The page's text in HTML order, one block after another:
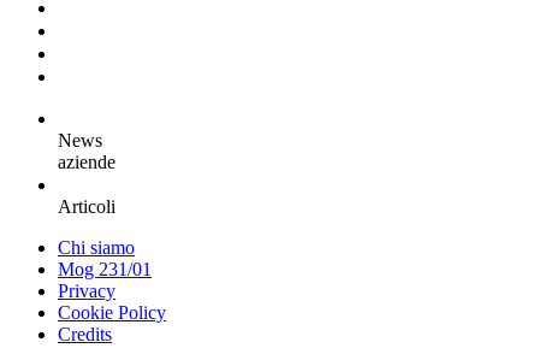
News
aziende
Articoli
Chi siamo
Mog 231/01
Privacy
Cookie Policy
Credits